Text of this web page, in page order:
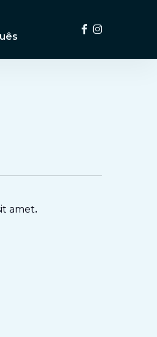
Facebook
Instagram
amet.